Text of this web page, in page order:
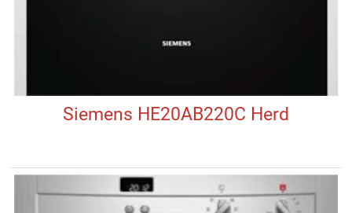
Siemens HE20AB220C Herd